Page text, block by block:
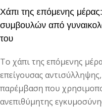
Χάπι της επόμενης μέρας:
συμβουλών από
του
Το χάπι της επόμενης
επείγουσας
παρέμβαση που
ανεπιθύμητης